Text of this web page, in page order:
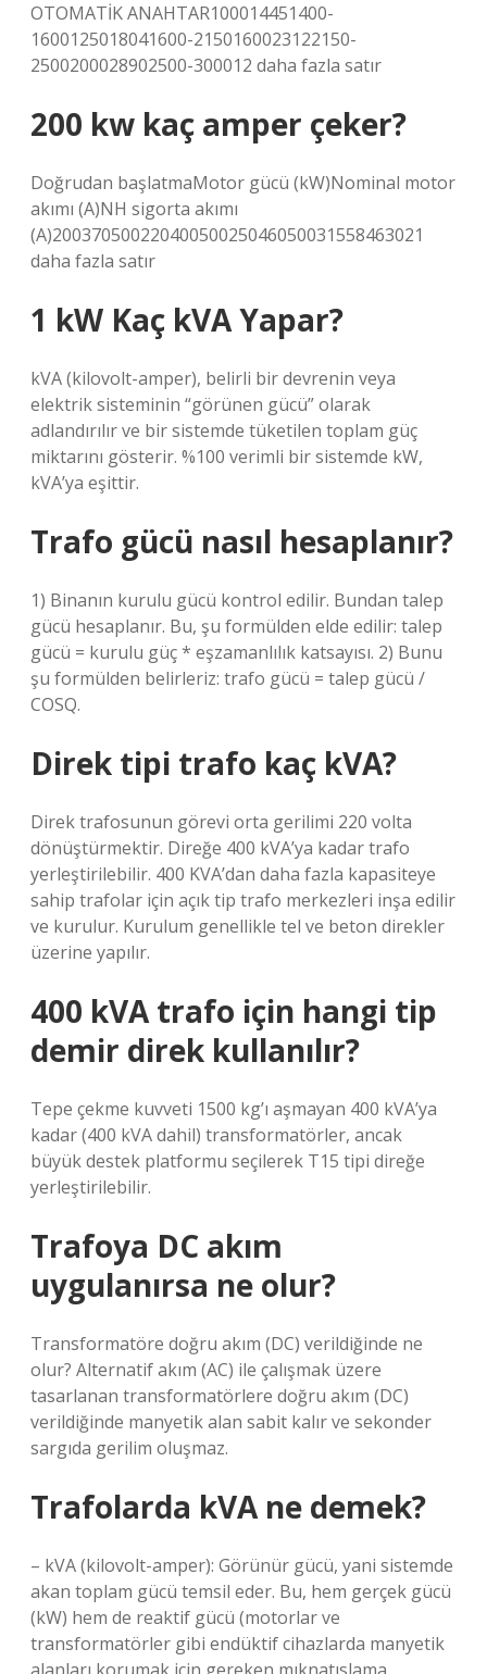
OTOMATİK ANAHTAR100014451400-
1600125018041600-2150160023122150-
2500200028902500-300012 daha fazla satır
200 kw kaç amper çeker?
Doğrudan başlatmaMotor gücü (kW)Nominal motor
akımı (A)NH sigorta akımı
(A)20037050022040050025046050031558463021
daha fazla satır
1 kW Kaç kVA Yapar?
kVA (kilovolt-amper), belirli bir devrenin veya
elektrik sisteminin “görünen gücü” olarak
adlandırılır ve bir sistemde tüketilen toplam güç
miktarını gösterir. %100 verimli bir sistemde kW,
kVA’ya eşittir.
Trafo gücü nasıl hesaplanır?
1) Binanın kurulu gücü kontrol edilir. Bundan talep
gücü hesaplanır. Bu, şu formülden elde edilir: talep
gücü = kurulu güç * eşzamanlılık katsayısı. 2) Bunu
şu formülden belirleriz: trafo gücü = talep gücü /
COSQ.
Direk tipi trafo kaç kVA?
Direk trafosunun görevi orta gerilimi 220 volta
dönüştürmektir. Direğe 400 kVA’ya kadar trafo
yerleştirilebilir. 400 KVA’dan daha fazla kapasiteye
sahip trafolar için açık tip trafo merkezleri inşa edilir
ve kurulur. Kurulum genellikle tel ve beton direkler
üzerine yapılır.
400 kVA trafo için hangi tip
demir direk kullanılır?
Tepe çekme kuvveti 1500 kg’ı aşmayan 400 kVA’ya
kadar (400 kVA dahil) transformatörler, ancak
büyük destek platformu seçilerek T15 tipi direğe
yerleştirilebilir.
Trafoya DC akım
uygulanırsa ne olur?
Transformatöre doğru akım (DC) verildiğinde ne
olur? Alternatif akım (AC) ile çalışmak üzere
tasarlanan transformatörlere doğru akım (DC)
verildiğinde manyetik alan sabit kalır ve sekonder
sargıda gerilim oluşmaz.
Trafolarda kVA ne demek?
– kVA (kilovolt-amper): Görünür gücü, yani sistemde
akan toplam gücü temsil eder. Bu, hem gerçek gücü
(kW) hem de reaktif gücü (motorlar ve
transformatörler gibi endüktif cihazlarda manyetik